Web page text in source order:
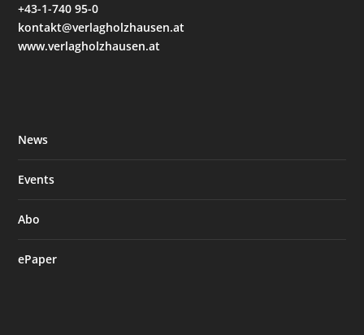
+43-1-740 95-0
kontakt@verlagholzhausen.at
www.verlagholzhausen.at
News
Events
Abo
ePaper